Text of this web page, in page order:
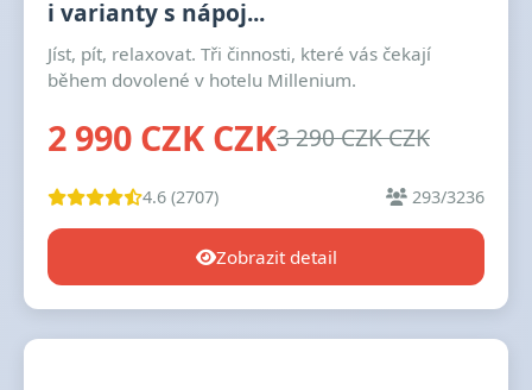
i varianty s nápoj...
Jíst, pít, relaxovat. Tři činnosti, které vás čekají
během dovolené v hotelu Millenium.
2 990 CZK CZK3 290 CZK CZK
4.6 (2707) 293/3236
Zobrazit detail